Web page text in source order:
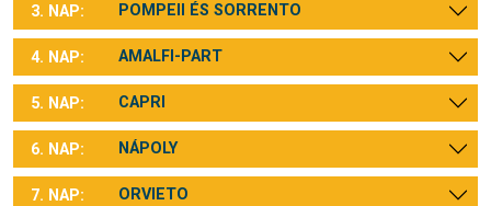
3. NAP: POMPEII ÉS SORRENTO
4. NAP: AMALFI-PART
5. NAP: CAPRI
6. NAP: NÁPOLY
7. NAP: ORVIETO